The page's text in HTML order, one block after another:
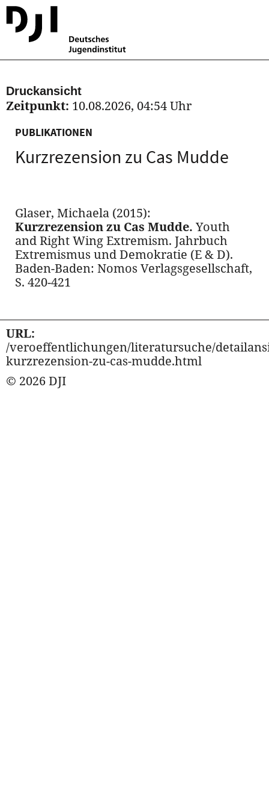
Druckansicht
Zeitpunkt: 10.08.2026, 04:54 Uhr
PUBLIKATIONEN
Kurzrezension zu Cas Mudde
Glaser, Michaela (2015):
Kurzrezension zu Cas Mudde. Youth
and Right Wing Extremism. Jahrbuch
Extremismus und Demokratie (E & D).
Baden-Baden: Nomos Verlagsgesellschaft,
S. 420-421
URL:
/veroeffentlichungen/literatursuche/
kurzrezension-zu-cas-mudde.html
© 2026 DJI